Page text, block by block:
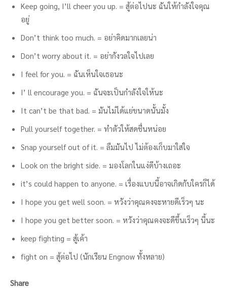
Keep going, I’ll cheer you up. = สู้ต่อไปนะ ฉันให้กำลังใจคุณ
อยู่
Don’t think too much. = อย่าคิดมากเลยน่า
Don’t worry about it. = อย่ากังวลใจไปเลย
I feel for you. = ฉันเห็นใจเธอนะ
I’ ll encourage you. = ฉันจะเป็นกำลังใจให้นะ
It can’t be that bad. = มันไม่ได้แย่ขนาดนั้นมั้ง
Pull yourself together. = ทำตัวให้สดชื่นหน่อย
Snap yourself out of it. = ลืมมันไป ไม่ต้องเก็บมาใส่ใจ
Look on the bright side. = มองโลกในแง่ดีบ้างเถอะ
it’s could happen to anyone. = เรื่องแบบนี้อาจเกิดกับใครก็ได้
I hope you get well soon. = หวังว่าคุณคงจะหายดีเร็วๆ นะ
I hope you get better soon. = หวังว่าคุณคงจะดีขึ้นเร็วๆ นี้นะ
keep fighting = สู้เค้า
fight on = สู้ต่อไป (นักเรียน Engnow ทั้งหลาย)
Share